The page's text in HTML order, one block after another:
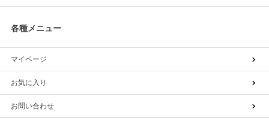
各種メニュー
マイページ
お気に入り
お問い合わせ